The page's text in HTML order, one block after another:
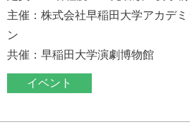
主催：株式会社早稲田大学アカデ
ン
共催：早稲田大学演劇博物館
イベント